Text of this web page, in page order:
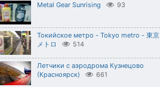
Metal Gear Sunrising 93
Токийское метро - Tokyo metro - 東京
メトロ
514
Летчики с аэродрома Кузнецово
(Красноярск)
661